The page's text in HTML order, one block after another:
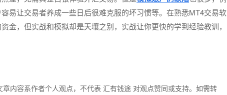
易让交易者养成一些日后很难克服的坏习惯等。在熟悉MT4交易软
金，但实战和模拟却是天壤之别，实战让你更快的学到经验教训，
内容系作者个人观点，不代表 汇有钱途 对观点赞同或支持。如需转